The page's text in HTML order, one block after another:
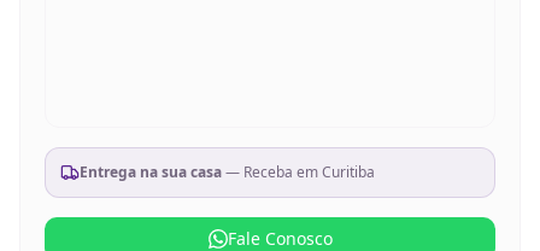
Entrega na sua casa— Receba emCuritiba
Fale Conosco